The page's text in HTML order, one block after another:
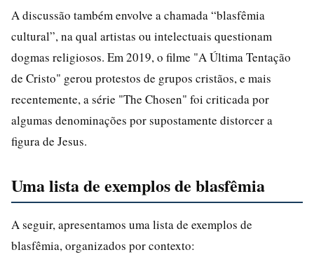
A discussão também envolve a chamada “blasfêmia
cultural”, na qual artistas ou intelectuais questionam
dogmas religiosos. Em 2019, o filme "A Última Tentação
de Cristo" gerou protestos de grupos cristãos, e mais
recentemente, a série "The Chosen" foi criticada por
algumas denominações por supostamente distorcer a
figura de Jesus.
Uma lista de exemplos de blasfêmia
A seguir, apresentamos uma lista de exemplos de
blasfêmia, organizados por contexto: